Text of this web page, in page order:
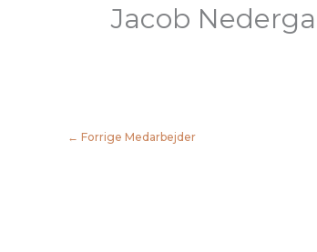
Jacob
← Forrige Medarbejder